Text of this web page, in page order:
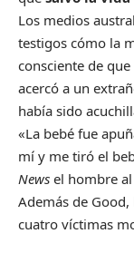
Los medios
testigos cómo la
consciente de
acercó a un
había sido
«La bebé fue
mí y me tiró el
News el hombre
Además de
cuatro víctimas